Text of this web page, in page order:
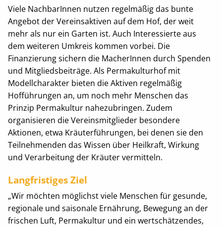
Viele NachbarInnen nutzen regelmäßig das bunte
Angebot der Vereinsaktiven auf dem Hof, der weit
mehr als nur ein Garten ist. Auch Interessierte aus
dem weiteren Umkreis kommen vorbei. Die
Finanzierung sichern die MacherInnen durch Spenden
und Mitgliedsbeiträge. Als Permakulturhof mit
Modellcharakter bieten die Aktiven regelmäßig
Hofführungen an, um noch mehr Menschen das
Prinzip Permakultur nahezubringen. Zudem
organisieren die Vereinsmitglieder besondere
Aktionen, etwa Kräuterführungen, bei denen sie den
Teilnehmenden das Wissen über Heilkraft, Wirkung
und Verarbeitung der Kräuter vermitteln.
Langfristiges Ziel
„Wir möchten möglichst viele Menschen für gesunde,
regionale und saisonale Ernährung, Bewegung an der
frischen Luft, Permakultur und ein wertschätzendes,